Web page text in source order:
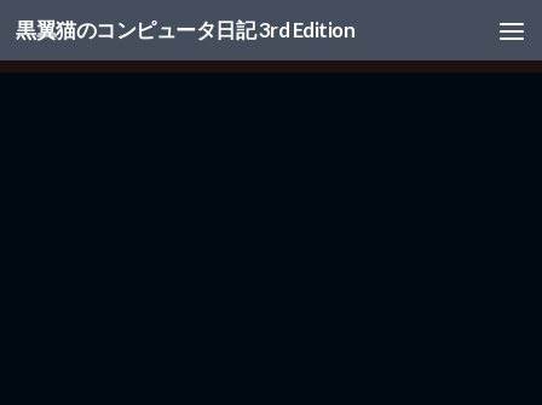
コンテンツへスキップ
黒翼猫のコンピュータ日記 3rd Edition